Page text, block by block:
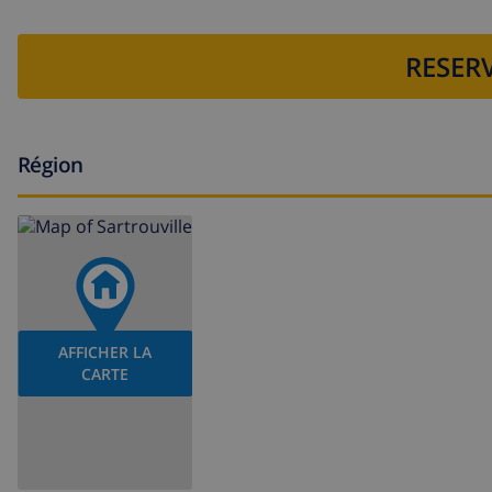
Région
AFFICHER LA
CARTE